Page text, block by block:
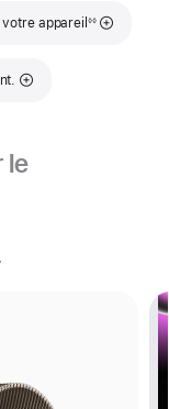
appareil
Note de bas de page
◊◊
le